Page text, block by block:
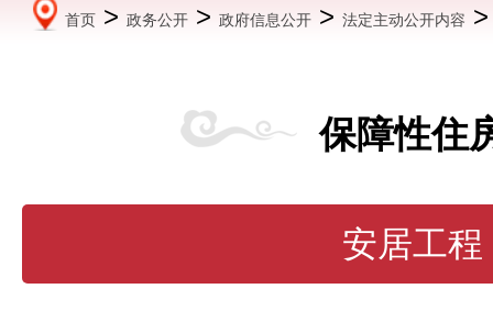
办事服务 政民互动 数据发
首页 > 政务公开 > 政府信息公开 > 法定主动公开内容
保障性住
安居工程